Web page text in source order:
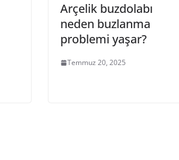
Arçelik buzdolabı
neden buzlanma
problemi yaşar?
Temmuz 20, 2025